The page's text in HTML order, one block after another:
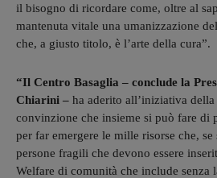
il bisogno di ricordare come, oltre al
mantenuta vitale una umanizzazione
che, a giusto titolo, è l’arte della cura”.
“Il Centro Basaglia – conclude la
Chiarini – ha aderito all’iniziativa
convinzione che insieme si può fare di
per far emergere le mille risorse che,
persone fragili che devono essere
Welfare di comunità che include senza